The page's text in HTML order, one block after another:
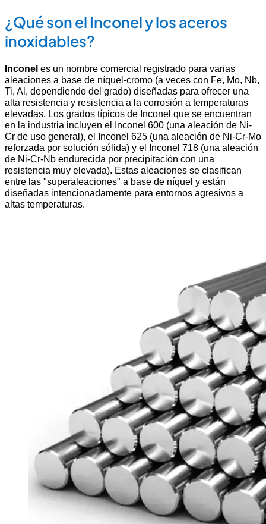
¿Qué son el Inconel y los aceros
inoxidables?
Inconel es un nombre comercial registrado para varias
aleaciones a base de níquel-cromo (a veces con Fe, Mo, Nb,
Ti, Al, dependiendo del grado) diseñadas para ofrecer una
alta resistencia y resistencia a la corrosión a temperaturas
elevadas. Los grados típicos de Inconel que se encuentran
en la industria incluyen el Inconel 600 (una aleación de Ni-
Cr de uso general), el Inconel 625 (una aleación de Ni-Cr-Mo
reforzada por solución sólida) y el Inconel 718 (una aleación
de Ni-Cr-Nb endurecida por precipitación con una
resistencia muy elevada). Estas aleaciones se clasifican
entre las "superaleaciones" a base de níquel y están
diseñadas intencionadamente para entornos agresivos a
altas temperaturas.